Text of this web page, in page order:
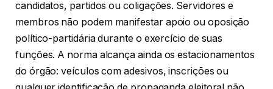
candidatos, partidos ou coligações. Servidores e
membros não podem manifestar apoio ou oposição
político-partidária durante o exercício de suas
funções. A norma alcança ainda os estacionamentos
do órgão: veículos com adesivos, inscrições ou